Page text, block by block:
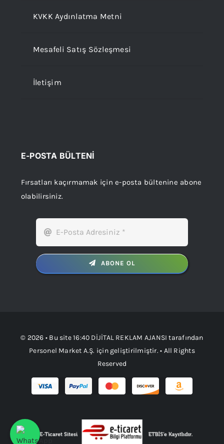
KVKK Aydınlatma Metni
Mesafeli Satış Sözleşmesi
İletişim
E-POSTA BÜLTENİ
Fırsatları kaçırmamak için e-posta bültenine abone
olabilirsiniz.
ABONE OL
© 2026 • Bu site16:40 DİJİTAL REKLAM AJANSI tarafından
Personel Market A.Ş. için geliştirilmiştir. • All Rights
Reserved